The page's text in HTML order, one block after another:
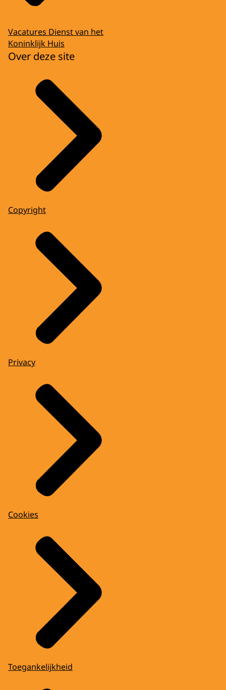
Vacatures Dienst van het
Koninklijk Huis
Over deze site
Copyright
Privacy
Cookies
Toegankelijkheid